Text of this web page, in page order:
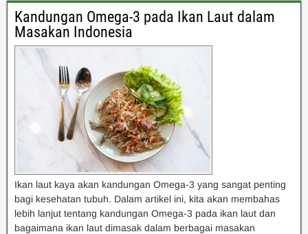
Kandungan Omega-3 pada Ikan Laut dalam
Masakan Indonesia
Ikan laut kaya akan kandungan Omega-3 yang sangat penting
bagi kesehatan tubuh. Dalam artikel ini, kita akan membahas
lebih lanjut tentang kandungan Omega-3 pada ikan laut dan
bagaimana ikan laut dimasak dalam berbagai masakan